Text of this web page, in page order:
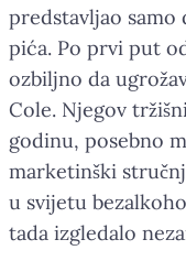
predstavljao samo
pića. Po prvi put
ozbiljno da
Cole. Njegov
godinu, posebno
marketinški
u svijetu
tada izgledalo